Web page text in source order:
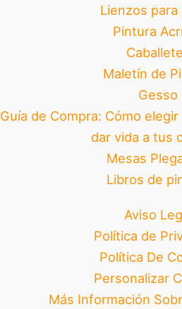
Lienzos para
Pintura
Maletín de
Gesso
Guía de Compra: Cómo
dar vida a tus
Mesas
Libros de
Aviso
Política de
Política De
Personalizar
Más Información